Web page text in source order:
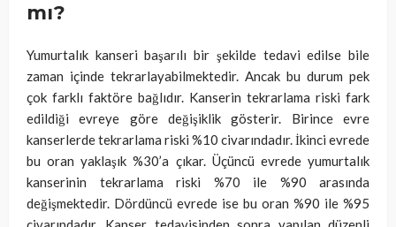
mı?
Yumurtalık kanseri başarılı bir şekilde tedavi edilse bile
zaman içinde tekrarlayabilmektedir. Ancak bu durum pek
çok farklı faktöre bağlıdır. Kanserin tekrarlama riski fark
edildiği evreye göre değişiklik gösterir. Birince evre
kanserlerde tekrarlama riski %10 civarındadır. İkinci evrede
bu oran yaklaşık %30’a çıkar. Üçüncü evrede yumurtalık
kanserinin tekrarlama riski %70 ile %90 arasında
değişmektedir. Dördüncü evrede ise bu oran %90 ile %95